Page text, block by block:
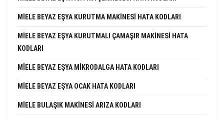
MIELE BEYAZ EŞYA KURUTMA MAKINESI HATA KODLARI
MIELE BEYAZ EŞYA KURUTMALI ÇAMAŞIR MAKINESI HATA
KODLARI
MIELE BEYAZ EŞYA MIKRODALGA HATA KODLARI
MIELE BEYAZ EŞYA OCAK HATA KODLARI
MIELE BULAŞIK MAKINESI ARIZA KODLARI